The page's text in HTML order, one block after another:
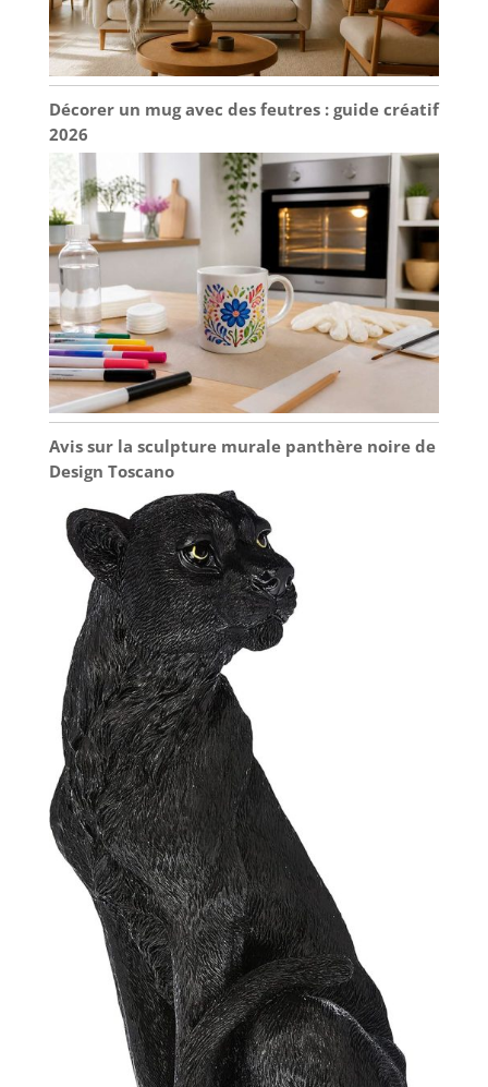
Décorer un mug avec des feutres : guide créatif
2026
Avis sur la sculpture murale panthère noire de
Design Toscano